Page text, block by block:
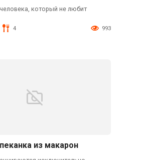
который не любит
4 993
из макарон